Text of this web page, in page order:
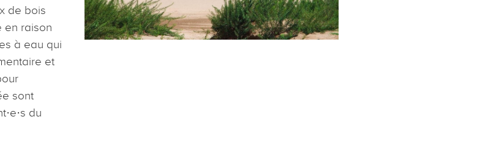
de bois
en raison
à eau qui
et
sont
du